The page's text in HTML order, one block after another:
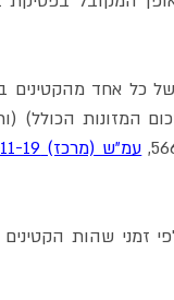
עמ"ש (מרכז) 65692-11-19